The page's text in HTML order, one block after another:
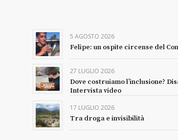
5 AGOSTO 2026
Felipe: un ospite circense del
27 LUGLIO 2026
Dove costruiamo l’inclusione?
Intervista video
17 LUGLIO 2026
Tra droga e invisibilità